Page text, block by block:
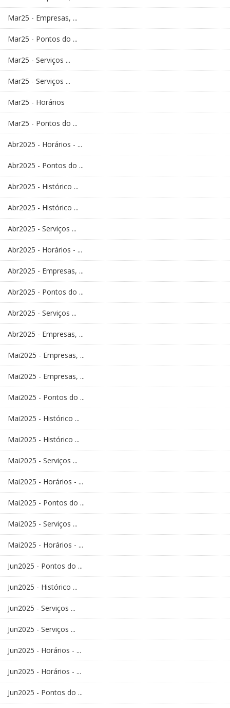
Mar25 - Empresas, ...
Mar25 - Pontos do ...
Mar25 - Serviços ...
Mar25 - Serviços ...
Mar25 - Horários
Mar25 - Pontos do ...
Abr2025 - Horários - ...
Abr2025 - Pontos do ...
Abr2025 - Histórico ...
Abr2025 - Histórico ...
Abr2025 - Serviços ...
Abr2025 - Horários - ...
Abr2025 - Empresas, ...
Abr2025 - Pontos do ...
Abr2025 - Serviços ...
Abr2025 - Empresas, ...
Mai2025 - Empresas, ...
Mai2025 - Empresas, ...
Mai2025 - Pontos do ...
Mai2025 - Histórico ...
Mai2025 - Histórico ...
Mai2025 - Serviços ...
Mai2025 - Horários - ...
Mai2025 - Pontos do ...
Mai2025 - Serviços ...
Mai2025 - Horários - ...
Jun2025 - Pontos do ...
Jun2025 - Histórico ...
Jun2025 - Serviços ...
Jun2025 - Serviços ...
Jun2025 - Horários - ...
Jun2025 - Horários - ...
Jun2025 - Pontos do ...